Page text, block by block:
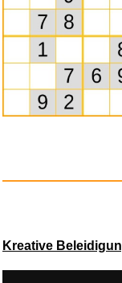
Kreative